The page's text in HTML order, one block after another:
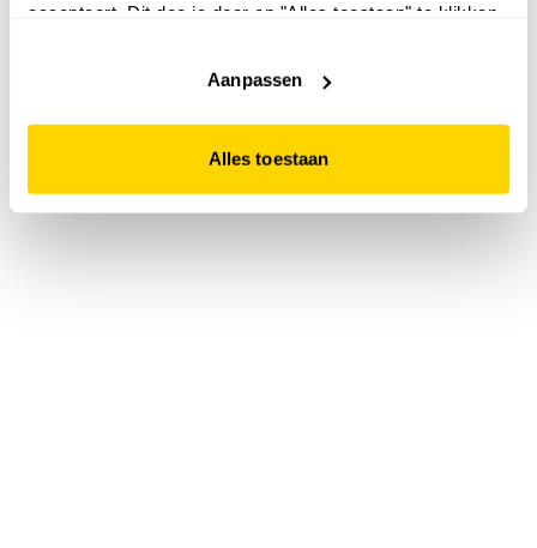
accepteert. Dit doe je door op "Alles toestaan" te klikken.
website niet optimaal functioneert.
Aanpassen
Alles toestaan